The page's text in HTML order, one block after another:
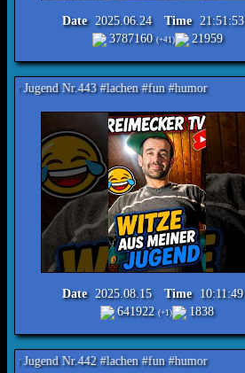
Date 2025.06.24 Time 21:51:53
3787160(+41) 21959
#lachen #fun #humor
Date 2025.08.15 Time 10:11:49
641922 (+1) 1838
#lachen #fun #humor